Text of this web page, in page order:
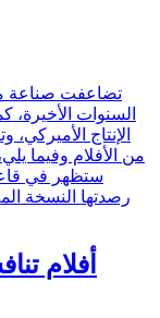
تضاعفت صناعة
السنوات
الإنتاج
ستظهر في
رصدتها النسخة
أفلام